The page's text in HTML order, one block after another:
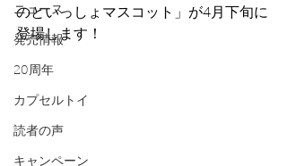
ニュース
発売情報
20周年
カプセルトイ
読者の声
キャンペーン
のといっしょマスコット」 が4月下旬に
登場します！